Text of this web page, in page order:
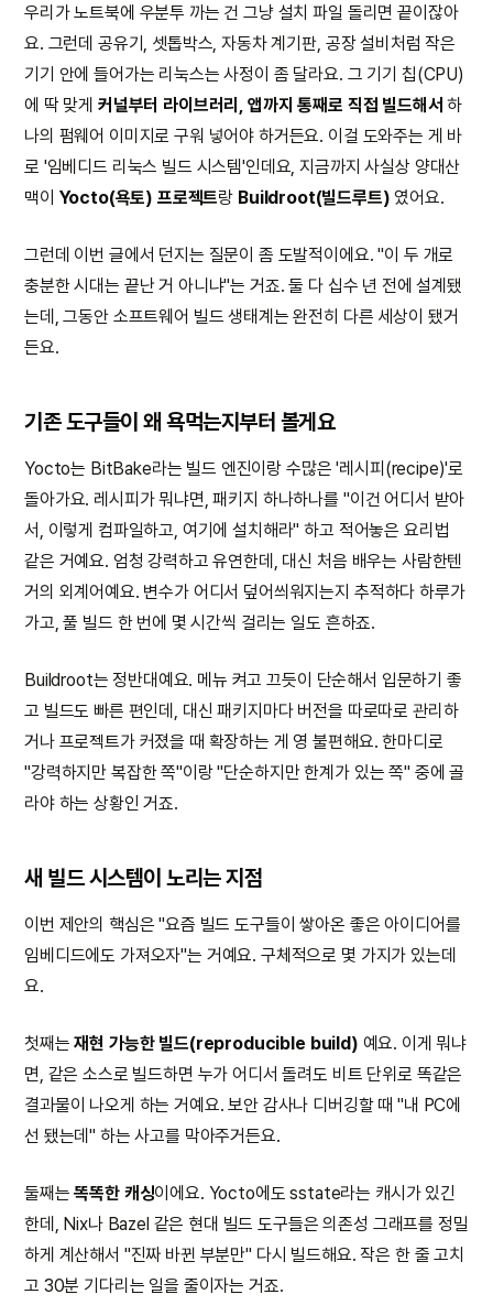
우리가 노트북에 우분투 까는 건 그냥 설치 파일 돌리면 끝이잖아
요. 그런데 공유기, 셋톱박스, 자동차 계기판, 공장 설비처럼 작은
기기 안에 들어가는 리눅스는 사정이 좀 달라요. 그 기기 칩(CPU)
에 딱 맞게 커널부터 라이브러리, 앱까지 통째로 직접 빌드해서 하
나의 펌웨어 이미지로 구워 넣어야 하거든요. 이걸 도와주는 게 바
로 '임베디드 리눅스 빌드 시스템'인데요, 지금까지 사실상 양대산
맥이 Yocto(욕토) 프로젝트랑 Buildroot(빌드루트) 였어요.
그런데 이번 글에서 던지는 질문이 좀 도발적이에요. "이 두 개로
충분한 시대는 끝난 거 아니냐"는 거죠. 둘 다 십수 년 전에 설계됐
는데, 그동안 소프트웨어 빌드 생태계는 완전히 다른 세상이 됐거
든요.
기존 도구들이 왜 욕먹는지부터 볼게요
Yocto는 BitBake라는 빌드 엔진이랑 수많은 '레시피(recipe)'로
돌아가요. 레시피가 뭐냐면, 패키지 하나하나를 "이건 어디서 받아
서, 이렇게 컴파일하고, 여기에 설치해라" 하고 적어놓은 요리법
같은 거예요. 엄청 강력하고 유연한데, 대신 처음 배우는 사람한텐
거의 외계어예요. 변수가 어디서 덮어씌워지는지 추적하다 하루가
가고, 풀 빌드 한 번에 몇 시간씩 걸리는 일도 흔하죠.
Buildroot는 정반대예요. 메뉴 켜고 끄듯이 단순해서 입문하기 좋
고 빌드도 빠른 편인데, 대신 패키지마다 버전을 따로따로 관리하
거나 프로젝트가 커졌을 때 확장하는 게 영 불편해요. 한마디로
"강력하지만 복잡한 쪽"이랑 "단순하지만 한계가 있는 쪽" 중에 골
라야 하는 상황인 거죠.
새 빌드 시스템이 노리는 지점
이번 제안의 핵심은 "요즘 빌드 도구들이 쌓아온 좋은 아이디어를
임베디드에도 가져오자"는 거예요. 구체적으로 몇 가지가 있는데
요.
첫째는재현 가능한 빌드(reproducible build) 예요. 이게 뭐냐
면, 같은 소스로 빌드하면 누가 어디서 돌려도 비트 단위로 똑같은
결과물이 나오게 하는 거예요. 보안 감사나 디버깅할 때 "내 PC에
선 됐는데" 하는 사고를 막아주거든요.
둘째는똑똑한 캐싱이에요. Yocto에도 sstate라는 캐시가 있긴
한데, Nix나 Bazel 같은 현대 빌드 도구들은 의존성 그래프를 정밀
하게 계산해서 "진짜 바뀐 부분만" 다시 빌드해요. 작은 한 줄 고치
고 30분 기다리는 일을 줄이자는 거죠.